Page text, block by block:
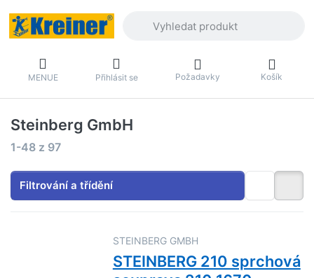
MENUE Přihlásit se Požadavky Košík
Steinberg GmbH
Výsledky vyhledávání:
1-48 z 97
Filtrování a třídění
STEINBERG GMBH
STEINBERG 210 sprchová